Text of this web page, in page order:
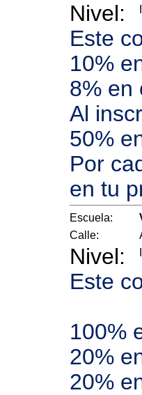
Nivel:
Este
10%
8% en
Al
50%
Por
en tu
Escuela:
Calle:
Nivel:
Este
100%
20%
20%